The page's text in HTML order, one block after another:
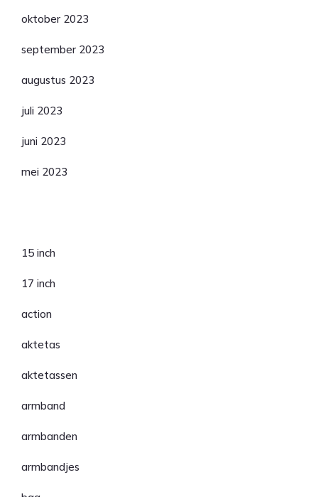
oktober 2023
september 2023
augustus 2023
juli 2023
juni 2023
mei 2023
15 inch
17 inch
action
aktetas
aktetassen
armband
armbanden
armbandjes